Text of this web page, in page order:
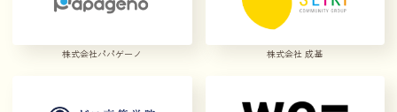
株式会社パパゲーノ 株式会社 成基